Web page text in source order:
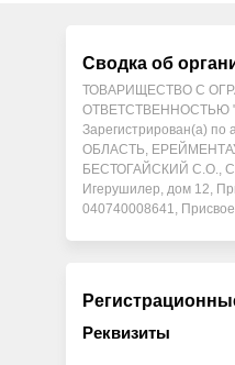
Сводка об
ТОВАРИЩЕСТВО С
ОТВЕТСТВЕННОСТЬЮ
Зарегистрирован(а)
ОБЛАСТЬ,
БЕСТОГАЙСКИЙ С.О.,
Игерушилер, дом 12, Присвоен БИН (ИНН)
Реквизиты